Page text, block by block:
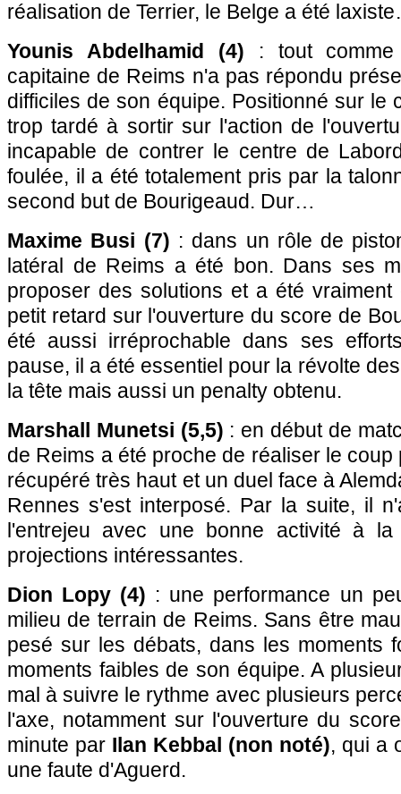
réalisation de Terrier, le Belge a été
Younis Abdelhamid (4) : tout
capitaine de Reims n'a pas répondu
difficiles de son équipe. Positionné sur le
trop tardé à sortir sur l'action de
incapable de contrer le centre de
foulée, il a été totalement pris par la
second but de Bourigeaud. Dur…
Maxime Busi (7) : dans un rôle de
latéral de Reims a été bon. Dans ses
proposer des solutions et a été vraiment
petit retard sur l'ouverture du score de
été aussi irréprochable dans ses
pause, il a été essentiel pour la révolte
la tête mais aussi un penalty obtenu.
Marshall Munetsi (5,5) : en début de
de Reims a été proche de réaliser le
récupéré très haut et un duel face à
Rennes s'est interposé. Par la suite, il
l'entrejeu avec une bonne activité à
projections intéressantes.
Dion Lopy (4) : une performance un
milieu de terrain de Reims. Sans être
pesé sur les débats, dans les moments
moments faibles de son équipe. A
mal à suivre le rythme avec plusieurs
l'axe, notamment sur l'ouverture du
minute par Ilan Kebbal (non noté), qui a
une faute d'Aguerd.